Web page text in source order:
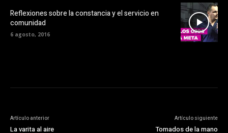
Reflexiones sobre la constancia y el servicio en
comunidad
6 agosto, 2016
Artículo anterior
La varita al aire
Artículo siguiente
Tomados de la mano